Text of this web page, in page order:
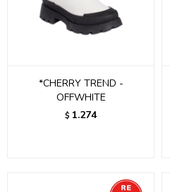
*CHERRY TREND -
OFFWHITE
$ 1.274